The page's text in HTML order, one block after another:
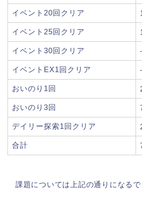
イベント20回クリア
イベント25回クリア
イベント30回クリア
イベントEX1回クリア
おいのり1回
おいのり3回
デイリー探索1回クリア
合計
課題については上記の通りになるで